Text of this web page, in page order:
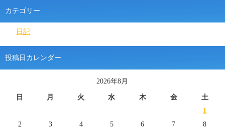
カテゴリー
日記
投稿日カレンダー
2026年8月
日 月 火 水 木 金
土
1
2
3 4 5 6 7 8